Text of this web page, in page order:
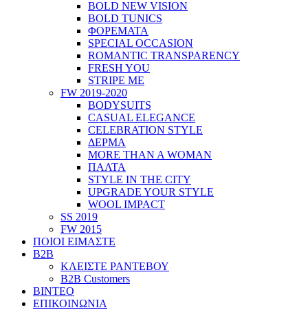
BOLD NEW VISION
BOLD TUNICS
ΦΟΡΕΜΑΤΑ
SPECIAL OCCASION
ROMANTIC TRANSPARENCY
FRESH YOU
STRIPE ME
FW 2019-2020
BODYSUITS
CASUAL ELEGANCE
CELEBRATION STYLE
ΔΕΡΜΑ
MORE THAN A WOMAN
ΠΑΛΤΑ
STYLE IN THE CITY
UPGRADE YOUR STYLE
WOOL IMPACT
SS 2019
FW 2015
ΠΟΙΟΙ ΕΙΜΑΣΤΕ
B2B
ΚΛΕΙΣΤΕ ΡΑΝΤΕΒΟΥ
B2B Customers
ΒΙΝΤΕΟ
ΕΠΙΚΟΙΝΩΝΙΑ